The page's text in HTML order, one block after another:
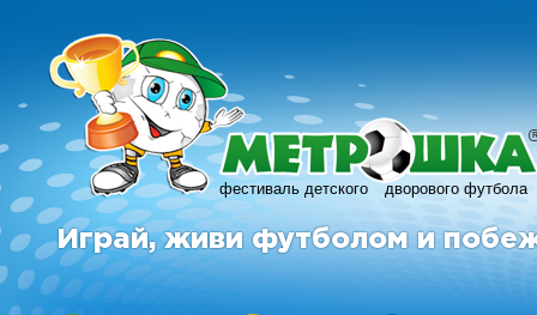
фестиваль детского дворового футбола
R
Играй, живи футболом и